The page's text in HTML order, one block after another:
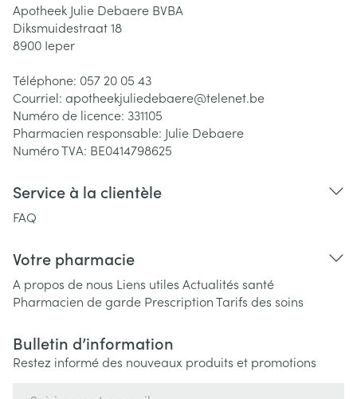
Apotheek Julie Debaere BVBA
Diksmuidestraat 18
8900 Ieper
Téléphone: 057 20 05 43
Courriel: apotheekjuliedebaere@telenet.be
Numéro de licence: 331105
Pharmacien responsable: Julie Debaere
Numéro TVA: BE0414798625
Service à la clientèle
FAQ
Votre pharmacie
A propos de nous Liens utiles Actualités santé
Pharmacien de garde PrescriptionTarifs des soins
Bulletin d’information
Restez informé des nouveaux produits et promotions